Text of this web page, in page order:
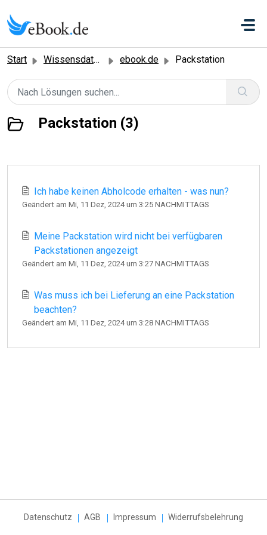
Start Wissensdatenbank ebook.de Packstation
Packstation (3)
Ich habe keinen Abholcode erhalten - was nun?
Geändert am Mi, 11 Dez, 2024 um 3:25 NACHMITTAGS
Meine Packstation wird nicht bei verfügbaren
Packstationen angezeigt
Geändert am Mi, 11 Dez, 2024 um 3:27 NACHMITTAGS
Was muss ich bei Lieferung an eine Packstation
beachten?
Geändert am Mi, 11 Dez, 2024 um 3:28 NACHMITTAGS
Datenschutz AGB Impressum Widerrufsbelehrung